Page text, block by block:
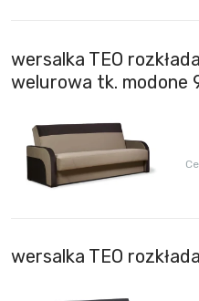
wersalka TEO
welurowa tk. modone
wersalka TEO